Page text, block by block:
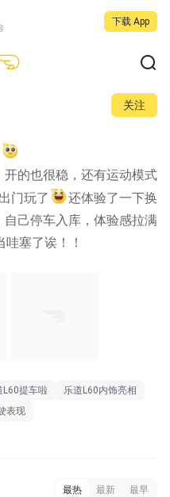
下载 App
关注
的也很稳，还有运动模式
门玩了
还体验了一下换
己停车入库，体验感拉满
塞了诶！！
L60提车啦
乐道L60内饰亮相
表现
最热 最新 最早